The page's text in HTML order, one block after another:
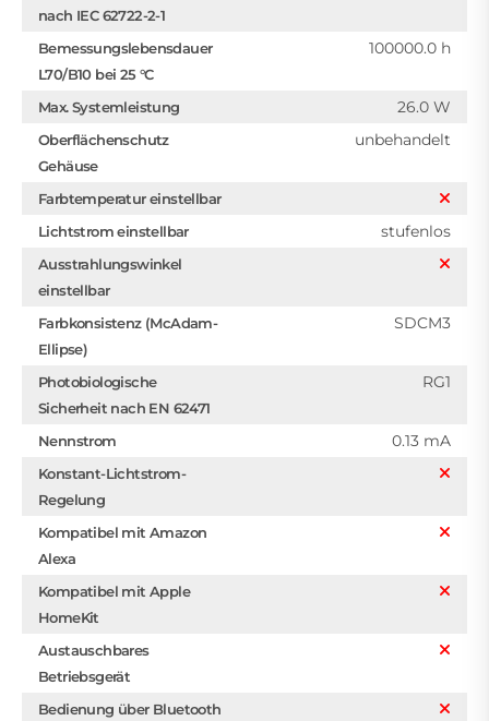
nach IEC 62722-2-1
Bemessungslebensdauer
L70/B10 bei 25 °C
100000.0 h
Max. Systemleistung 26.0 W
Oberflächenschutz
Gehäuse
unbehandelt
Farbtemperatur einstellbar
Lichtstrom einstellbar
stufenlos
Ausstrahlungswinkel
einstellbar
Farbkonsistenz (McAdam-
Ellipse)
SDCM3
Photobiologische
Sicherheit nach EN 62471
RG1
Nennstrom 0.13 mA
Konstant-Lichtstrom-
Regelung
Kompatibel mit Amazon
Alexa
Kompatibel mit Apple
HomeKit
Austauschbares
Betriebsgerät
Bedienung über Bluetooth